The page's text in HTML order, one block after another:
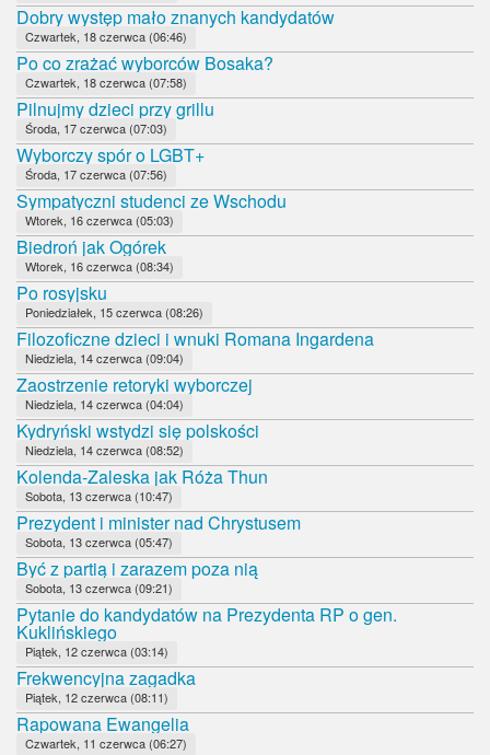
Dobry występ mało znanych kandydatów
Czwartek, 18 czerwca (06:46)
Po co zrażać wyborców Bosaka?
Czwartek, 18 czerwca (07:58)
Pilnujmy dzieci przy grillu
Środa, 17 czerwca (07:03)
Wyborczy spór o LGBT+
Środa, 17 czerwca (07:56)
Sympatyczni studenci ze Wschodu
Wtorek, 16 czerwca (05:03)
Biedroń jak Ogórek
Wtorek, 16 czerwca (08:34)
Po rosyjsku
Poniedziałek, 15 czerwca (08:26)
Filozoficzne dzieci i wnuki Romana Ingardena
Niedziela, 14 czerwca (09:04)
Zaostrzenie retoryki wyborczej
Niedziela, 14 czerwca (04:04)
Kydryński wstydzi się polskości
Niedziela, 14 czerwca (08:52)
Kolenda-Zaleska jak Róża Thun
Sobota, 13 czerwca (10:47)
Prezydent i minister nad Chrystusem
Sobota, 13 czerwca (05:47)
Być z partią i zarazem poza nią
Sobota, 13 czerwca (09:21)
Pytanie do kandydatów na Prezydenta RP o gen.
Kuklińskiego
Piątek, 12 czerwca (03:14)
Frekwencyjna zagadka
Piątek, 12 czerwca (08:11)
Rapowana Ewangelia
Czwartek, 11 czerwca (06:27)